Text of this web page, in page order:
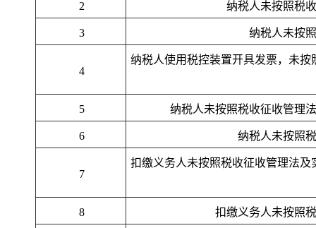
2 纳税人未按照税
3 纳税人未按
4
纳税人使用税控装置开具发票，未
5 纳税人未按照税收征收管理
6 纳税人未按照
7
扣缴义务人未按照税收征收管理法
8 扣缴义务人未按照